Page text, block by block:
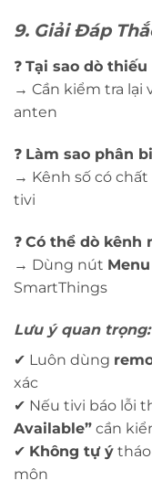
9. Giải Đáp
❓ Tại sao dò thiếu
→ Cần kiểm tra lại
anten
❓ Làm sao phân
→ Kênh số có
tivi
❓ Có thể dò kênh
→ Dùng nút Menu
SmartThings
Lưu ý quan trọng:
✔ Luôn dùng
xác
✔ Nếu tivi báo lỗi
Available” cần
✔ Không tự ý
môn